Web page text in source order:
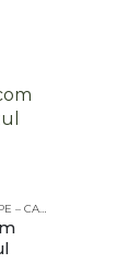
– CABRESTOS